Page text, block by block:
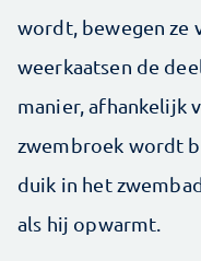
wordt, bewegen ze
weerkaatsen de
manier, afhankelijk
zwembroek wordt
duik in het
als hij opwarmt.